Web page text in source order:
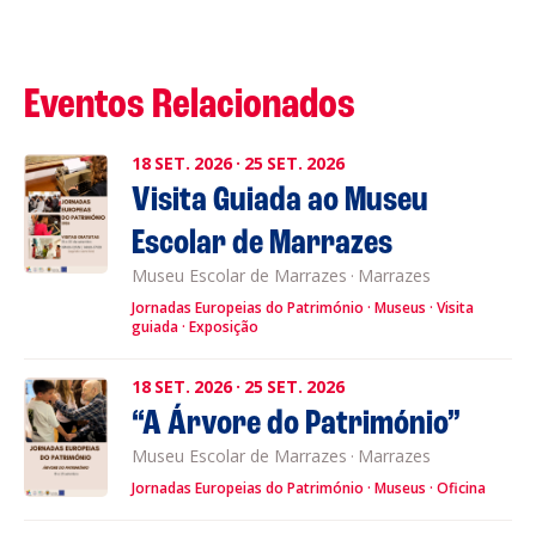
Eventos Relacionados
18 SET. 2026 · 25 SET. 2026
Visita Guiada ao Museu
Escolar de Marrazes
Museu Escolar de Marrazes · Marrazes
Jornadas Europeias do Património Museus Visita
guiada Exposição
18 SET. 2026 · 25 SET. 2026
“A Árvore do Património”
Museu Escolar de Marrazes · Marrazes
Jornadas Europeias do Património Museus Oficina